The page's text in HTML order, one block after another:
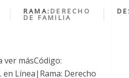
RAMA: DERECHO
DE FAMILIA
ver másCódigo:
en Línea|Rama: Derecho